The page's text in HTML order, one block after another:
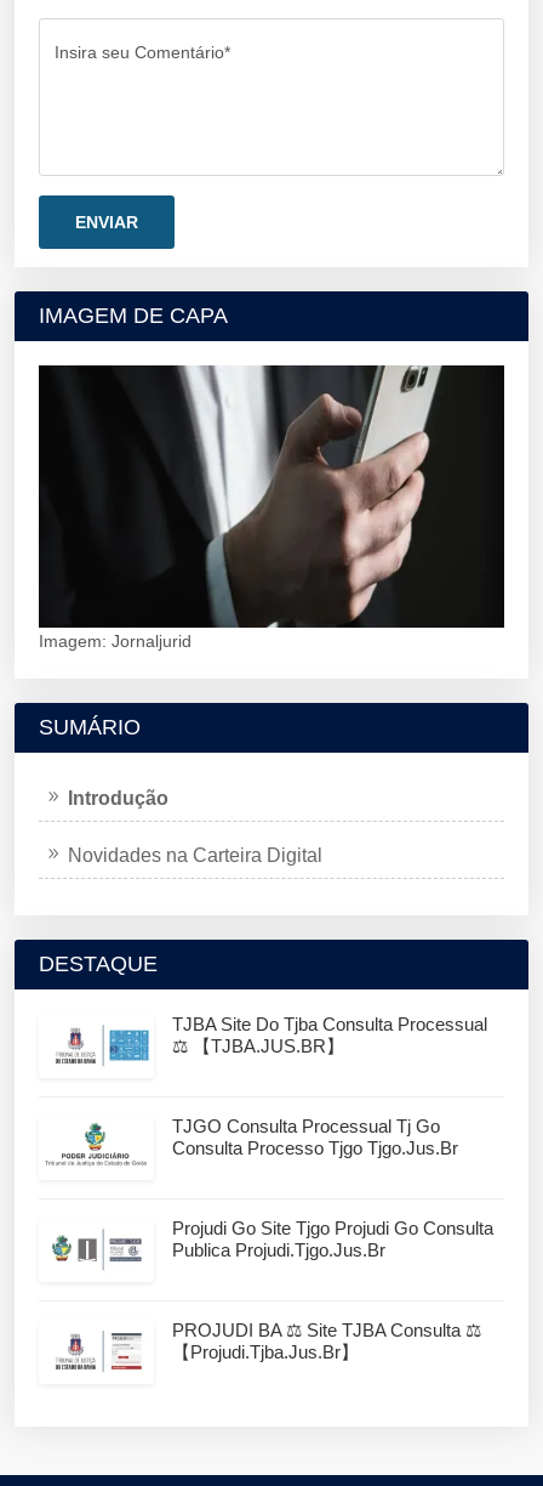
Insira seu Comentário*
IMAGEM DE CAPA
Imagem: Jornaljurid
SUMÁRIO
Introdução
Novidades na Carteira Digital
DESTAQUE
TJBA Site Do Tjba Consulta Processual
⚖️ 【TJBA.JUS.BR】
TJGO Consulta Processual Tj Go
Consulta Processo Tjgo Tjgo.jus.br
Projudi Go Site Tjgo Projudi Go Consulta
Publica Projudi.tjgo.jus.br
PROJUDI BA ⚖️ Site TJBA Consulta ⚖️
【projudi.tjba.jus.br】